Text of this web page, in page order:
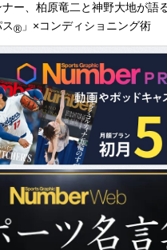
ー、柏原竜二と神野大地が語
® 」×コンディショニング術